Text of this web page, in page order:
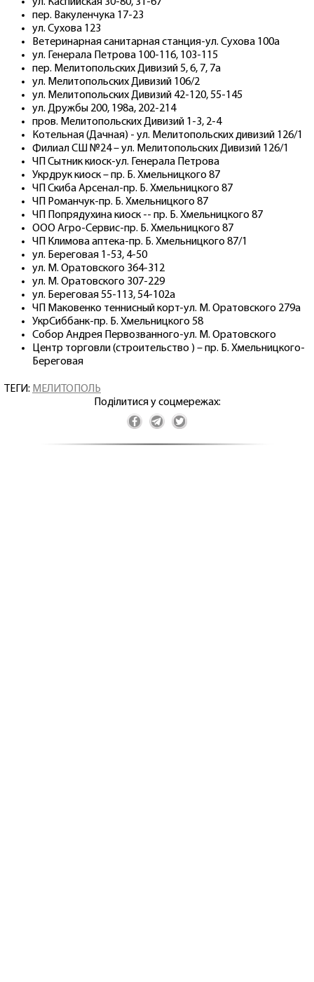
пер. Вакуленчука 17-23
ул. Сухова 123
Ветеринарная санитарная станция-ул. Сухова 100а
ул. Генерала Петрова 100-116, 103-115
пер. Мелитопольских Дивизий 5, 6, 7, 7а
ул. Мелитопольских Дивизий 106/2
ул. Мелитопольских Дивизий 42-120, 55-145
ул. Дружбы 200, 198а, 202-214
пров. Мелитопольских Дивизий 1-3, 2-4
Котельная (Дачная) - ул. Мелитопольских дивизий 126/1
Филиал СШ №24 – ул. Мелитопольских Дивизий 126/1
ЧП Сытник киоск-ул. Генерала Петрова
Укрдрук киоск – пр. Б. Хмельницкого 87
ЧП Скиба Арсенал-пр. Б. Хмельницкого 87
ЧП Романчук-пр. Б. Хмельницкого 87
ЧП Попрядухина киоск -- пр. Б. Хмельницкого 87
ООО Агро-Сервис-пр. Б. Хмельницкого 87
ЧП Климова аптека-пр. Б. Хмельницкого 87/1
ул. Береговая 1-53, 4-50
ул. М. Оратовского 364-312
ул. М. Оратовского 307-229
ул. Береговая 55-113, 54-102а
ЧП Маковенко теннисный корт-ул. М. Оратовского 279а
УкрСиббанк-пр. Б. Хмельницкого 58
Собор Андрея Первозванного-ул. М. Оратовского
Центр торговли (строительство ) – пр. Б. Хмельницкого-
Береговая
ТЕГИ: МЕЛИТОПОЛЬ
Поділитися у соцмережах: